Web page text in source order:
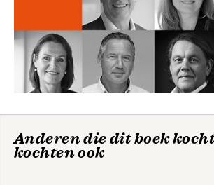
Bekijk alle boeken
Anderen die dit boek
kochten ook